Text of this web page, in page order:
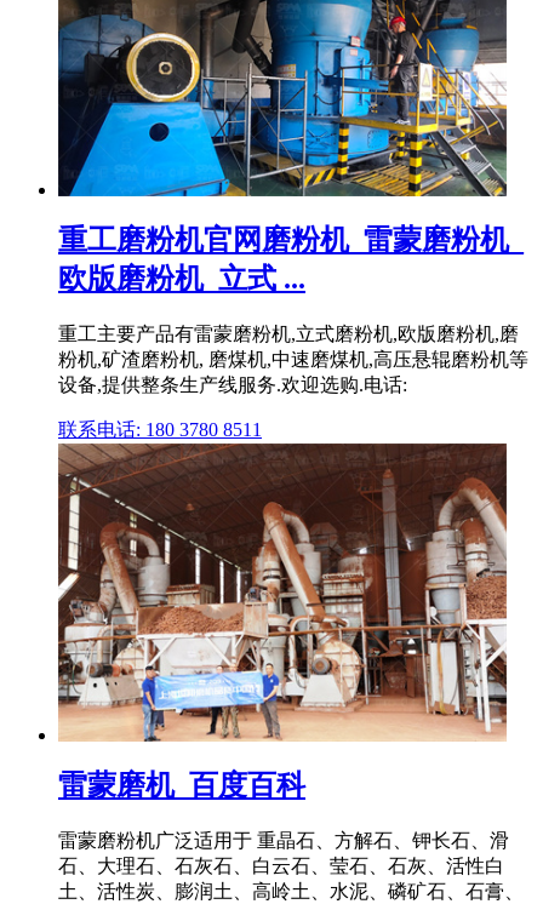
重工磨粉机官网磨粉机_雷蒙磨粉机_
欧版磨粉机_立式 ...
重工主要产品有雷蒙磨粉机,立式磨粉机,欧版磨粉机,磨
粉机,矿渣磨粉机, 磨煤机,中速磨煤机,高压悬辊磨粉机等
设备,提供整条生产线服务.欢迎选购.电话:
联系电话: 180 3780 8511
雷蒙磨机_百度百科
雷蒙磨粉机广泛适用于 重晶石、方解石、钾长石、滑
石、大理石、石灰石、白云石、莹石、石灰、活性白
土、活性炭、膨润土、高岭土、水泥、磷矿石、石膏、